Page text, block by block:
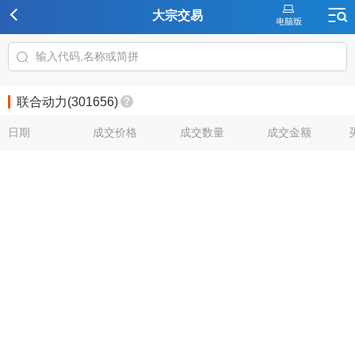
大宗交易
联合动力(301656)
日期 成交价格 成交数量 成交金额